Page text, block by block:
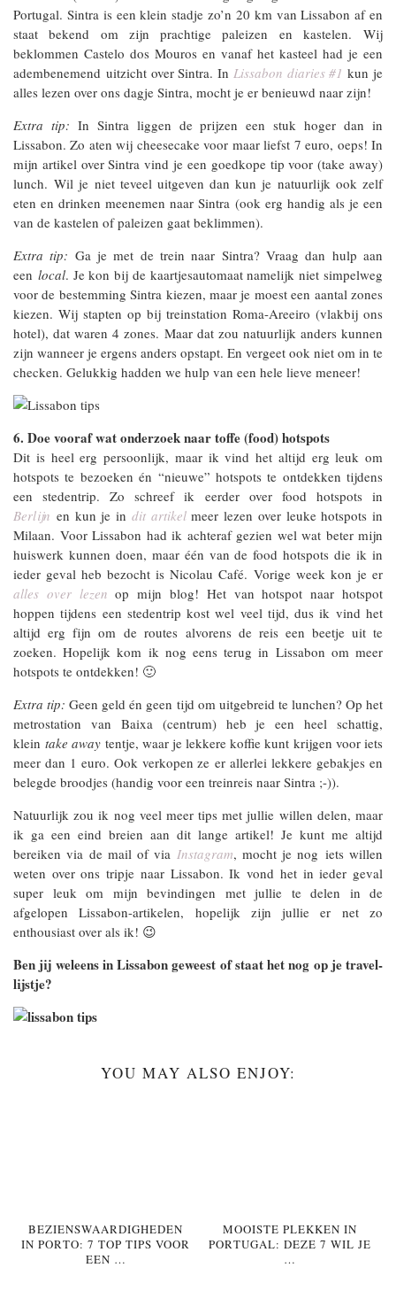
Portugal. Sintra is een klein stadje zo’n 20 km van Lissabon af en
staat bekend om zijn prachtige paleizen en kastelen. Wij
beklommen Castelo dos Mouros en vanaf het kasteel had je een
adembenemend uitzicht over Sintra. In Lissabon diaries #1 kun je
alles lezen over ons dagje Sintra, mocht je er benieuwd naar zijn!
Extra tip: In Sintra liggen de prijzen een stuk hoger dan in
Lissabon. Zo aten wij cheesecake voor maar liefst 7 euro, oeps! In
mijn artikel over Sintra vind je een goedkope tip voor (take away)
lunch. Wil je niet teveel uitgeven dan kun je natuurlijk ook zelf
eten en drinken meenemen naar Sintra (ook erg handig als je een
van de kastelen of paleizen gaat beklimmen).
Extra tip: Ga je met de trein naar Sintra? Vraag dan hulp aan
een local. Je kon bij de kaartjesautomaat namelijk niet simpelweg
voor de bestemming Sintra kiezen, maar je moest een aantal zones
kiezen. Wij stapten op bij treinstation Roma-Areeiro (vlakbij ons
hotel), dat waren 4 zones. Maar dat zou natuurlijk anders kunnen
zijn wanneer je ergens anders opstapt. En vergeet ook niet om in te
checken. Gelukkig hadden we hulp van een hele lieve meneer!
6. Doe vooraf wat onderzoek naar toffe (food) hotspots
Dit is heel erg persoonlijk, maar ik vind het altijd erg leuk om
hotspots te bezoeken én “nieuwe” hotspots te ontdekken tijdens
een stedentrip. Zo schreef ik eerder over food hotspots in
Berlijn en kun je in dit artikelmeer lezen over leuke hotspots in
Milaan. Voor Lissabon had ik achteraf gezien wel wat beter mijn
huiswerk kunnen doen, maar één van de food hotspots die ik in
ieder geval heb bezocht is Nicolau Café. Vorige week kon je er
alles over lezen op mijn blog! Het van hotspot naar hotspot
hoppen tijdens een stedentrip kost wel veel tijd, dus ik vind het
altijd erg fijn om de routes alvorens de reis een beetje uit te
zoeken. Hopelijk kom ik nog eens terug in Lissabon om meer
hotspots te ontdekken! 🙂
Extra tip: Geen geld én geen tijd om uitgebreid te lunchen? Op het
metrostation van Baixa (centrum) heb je een heel schattig,
kleintake away tentje, waar je lekkere koffie kunt krijgen voor iets
meer dan 1 euro. Ook verkopen ze er allerlei lekkere gebakjes en
belegde broodjes (handig voor een treinreis naar Sintra ;-)).
Natuurlijk zou ik nog veel meer tips met jullie willen delen, maar
ik ga een eind breien aan dit lange artikel! Je kunt me altijd
bereiken via de mail of via Instagram, mocht je nog iets willen
weten over ons tripje naar Lissabon. Ik vond het in ieder geval
super leuk om mijn bevindingen met jullie te delen in de
afgelopen Lissabon-artikelen, hopelijk zijn jullie er net zo
enthousiast over als ik! 😉
Ben jij weleens in Lissabon geweest of staat het nog op je travel-
lijstje?
YOU MAY ALSO ENJOY:
BEZIENSWAARDIGHEDEN
IN PORTO: 7 TOP TIPS VOOR
EEN …
MOOISTE PLEKKEN IN
PORTUGAL: DEZE 7 WIL JE
…